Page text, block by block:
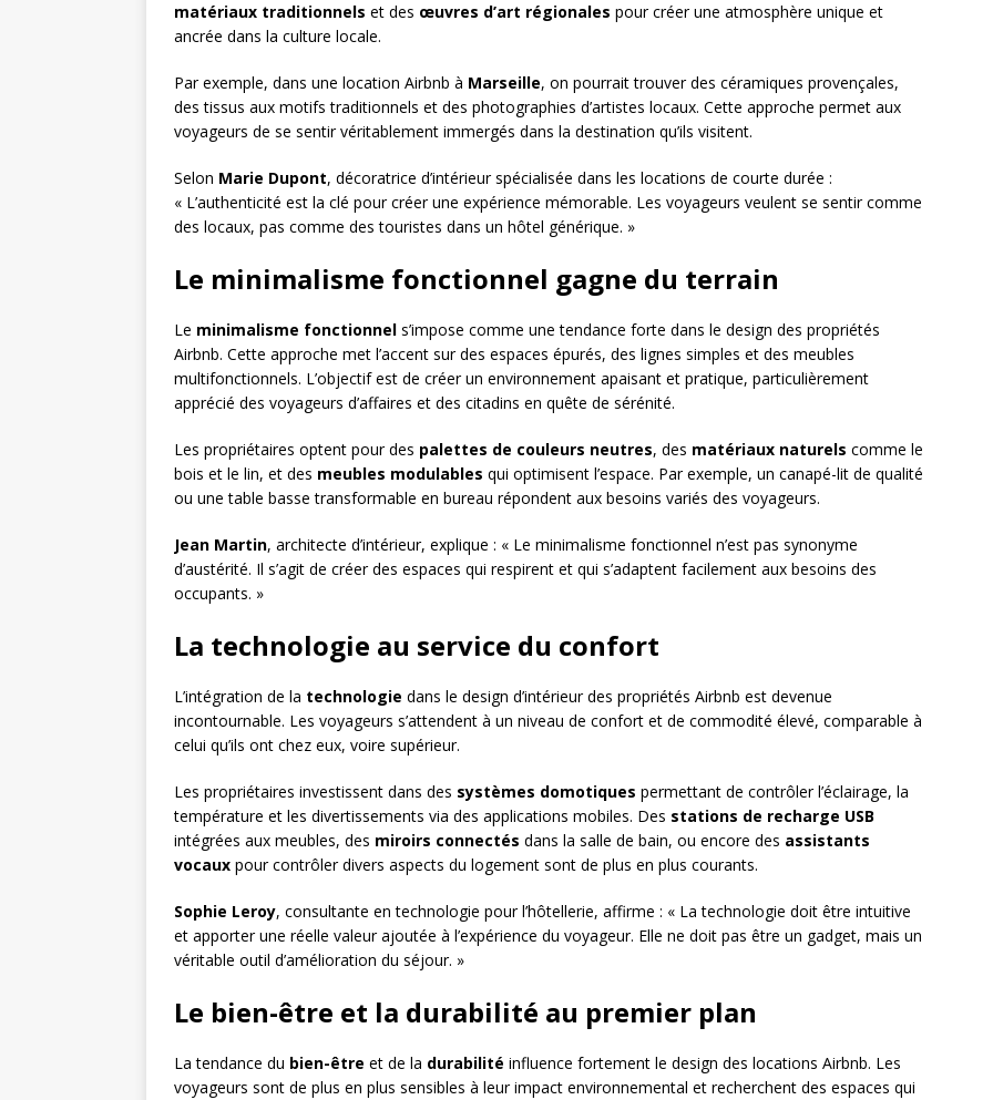
matériaux traditionnels et des œuvres d’art régionales pour créer une atmosphère unique et
ancrée dans la culture locale.
Par exemple, dans une location Airbnb à Marseille, on pourrait trouver des céramiques provençales,
des tissus aux motifs traditionnels et des photographies d’artistes locaux. Cette approche permet aux
voyageurs de se sentir véritablement immergés dans la destination qu’ils visitent.
Selon Marie Dupont, décoratrice d’intérieur spécialisée dans les locations de courte durée :
« L’authenticité est la clé pour créer une expérience mémorable. Les voyageurs veulent se sentir comme
des locaux, pas comme des touristes dans un hôtel générique. »
Le minimalisme fonctionnel gagne du terrain
Le minimalisme fonctionnel s’impose comme une tendance forte dans le design des propriétés
Airbnb. Cette approche met l’accent sur des espaces épurés, des lignes simples et des meubles
multifonctionnels. L’objectif est de créer un environnement apaisant et pratique, particulièrement
apprécié des voyageurs d’affaires et des citadins en quête de sérénité.
Les propriétaires optent pour des palettes de couleurs neutres, des matériaux naturels comme le
bois et le lin, et des meubles modulables qui optimisent l’espace. Par exemple, un canapé-lit de qualité
ou une table basse transformable en bureau répondent aux besoins variés des voyageurs.
Jean Martin, architecte d’intérieur, explique : « Le minimalisme fonctionnel n’est pas synonyme
d’austérité. Il s’agit de créer des espaces qui respirent et qui s’adaptent facilement aux besoins des
occupants. »
La technologie au service du confort
L’intégration de la technologie dans le design d’intérieur des propriétés Airbnb est devenue
incontournable. Les voyageurs s’attendent à un niveau de confort et de commodité élevé, comparable à
celui qu’ils ont chez eux, voire supérieur.
Les propriétaires investissent dans des systèmes domotiques permettant de contrôler l’éclairage, la
température et les divertissements via des applications mobiles. Des stations de recharge USB
intégrées aux meubles, des miroirs connectés dans la salle de bain, ou encore des assistants
vocaux pour contrôler divers aspects du logement sont de plus en plus courants.
Sophie Leroy, consultante en technologie pour l’hôtellerie, affirme : « La technologie doit être intuitive
et apporter une réelle valeur ajoutée à l’expérience du voyageur. Elle ne doit pas être un gadget, mais un
véritable outil d’amélioration du séjour. »
Le bien-être et la durabilité au premier plan
La tendance du bien-être et de la durabilité influence fortement le design des locations Airbnb. Les
voyageurs sont de plus en plus sensibles à leur impact environnemental et recherchent des espaces qui